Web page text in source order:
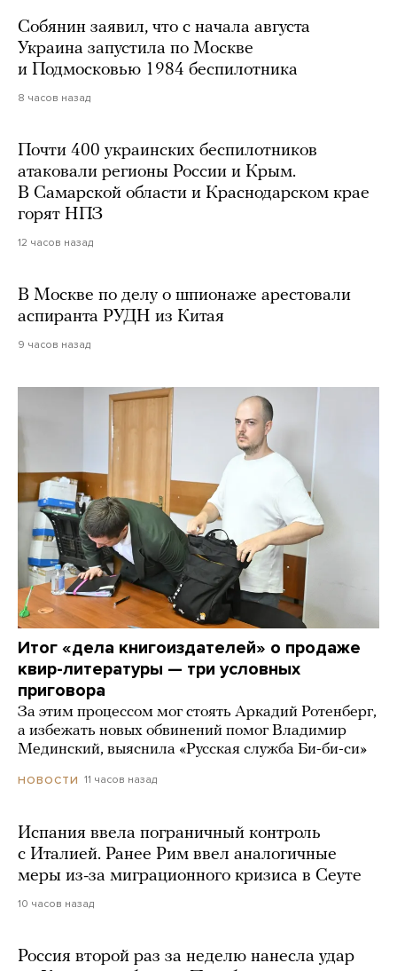
Собянин заявил, что с начала августа
Украина запустила по Москве
и Подмосковью 1984 беспилотника
8 часов назад
Почти 400 украинских беспилотников
атаковали регионы России и Крым.
В Самарской области и Краснодарском крае
горят НПЗ
12 часов назад
В Москве по делу о шпионаже арестовали
аспиранта РУДН из Китая
9 часов назад
Итог «дела книгоиздателей» о продаже
квир-литературы — три условных
приговора
За этим процессом мог стоять Аркадий Ротенберг,
а избежать новых обвинений помог Владимир
Мединский, выяснила «Русская служба Би-би-си»
НОВОСТИ 11 часов назад
Испания ввела пограничный контроль
с Италией. Ранее Рим ввел аналогичные
меры из-за миграционного кризиса в Сеуте
10 часов назад
Россия второй раз за неделю нанесла удар